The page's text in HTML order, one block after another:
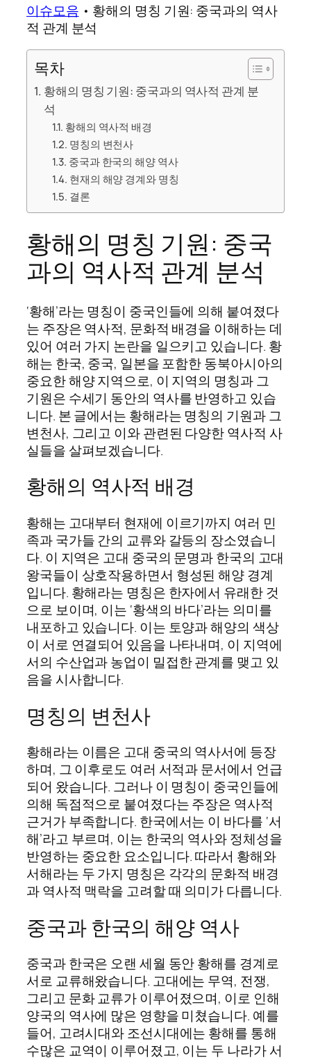
이슈모음 • 황해의 명칭 기원: 중국과의 역사
적 관계 분석
목차
황해의 명칭 기원: 중국과의 역사적 관계 분
석
황해의 역사적 배경
명칭의 변천사
중국과 한국의 해양 역사
현재의 해양 경계와 명칭
결론
황해의 명칭 기원: 중국
과의 역사적 관계 분석
‘황해’라는 명칭이 중국인들에 의해 붙여졌다
는 주장은 역사적, 문화적 배경을 이해하는 데
있어 여러 가지 논란을 일으키고 있습니다. 황
해는 한국, 중국, 일본을 포함한 동북아시아의
중요한 해양 지역으로, 이 지역의 명칭과 그
기원은 수세기 동안의 역사를 반영하고 있습
니다. 본 글에서는 황해라는 명칭의 기원과 그
변천사, 그리고 이와 관련된 다양한 역사적 사
실들을 살펴보겠습니다.
황해의 역사적 배경
황해는 고대부터 현재에 이르기까지 여러 민
족과 국가들 간의 교류와 갈등의 장소였습니
다. 이 지역은 고대 중국의 문명과 한국의 고대
왕국들이 상호작용하면서 형성된 해양 경계
입니다. 황해라는 명칭은 한자에서 유래한 것
으로 보이며, 이는 ‘황색의 바다’라는 의미를
내포하고 있습니다. 이는 토양과 해양의 색상
이 서로 연결되어 있음을 나타내며, 이 지역에
서의 수산업과 농업이 밀접한 관계를 맺고 있
음을 시사합니다.
명칭의 변천사
황해라는 이름은 고대 중국의 역사서에 등장
하며, 그 이후로도 여러 서적과 문서에서 언급
되어 왔습니다. 그러나 이 명칭이 중국인들에
의해 독점적으로 붙여졌다는 주장은 역사적
근거가 부족합니다. 한국에서는 이 바다를 ‘서
해’라고 부르며, 이는 한국의 역사와 정체성을
반영하는 중요한 요소입니다. 따라서 황해와
서해라는 두 가지 명칭은 각각의 문화적 배경
과 역사적 맥락을 고려할 때 의미가 다릅니다.
중국과 한국의 해양 역사
중국과 한국은 오랜 세월 동안 황해를 경계로
서로 교류해왔습니다. 고대에는 무역, 전쟁,
그리고 문화 교류가 이루어졌으며, 이로 인해
양국의 역사에 많은 영향을 미쳤습니다. 예를
들어, 고려시대와 조선시대에는 황해를 통해
수많은 교역이 이루어졌고, 이는 두 나라가 서